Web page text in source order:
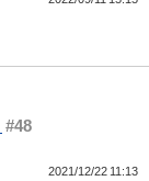
#48
2021/12/22 11:13